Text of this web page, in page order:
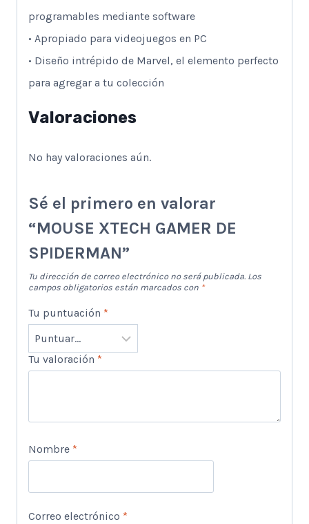
programables mediante software
• Apropiado para videojuegos en PC
• Diseño intrépido de Marvel, el elemento perfecto
para agregar a tu colección
Valoraciones
No hay valoraciones aún.
Sé el primero en valorar
“MOUSE XTECH GAMER DE
SPIDERMAN”
Tu dirección de correo electrónico no será publicada. Los
campos obligatorios están marcados con *
Tu puntuación *
Tu valoración *
Nombre *
Correo electrónico *